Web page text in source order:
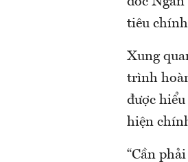
tiêu
Xung
trình
được
hiện
“Cần